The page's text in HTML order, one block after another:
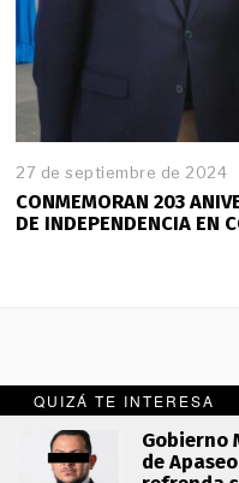
QUIZÁ TE INTERESA
Gobierno
de
27 de septiembre de 2024
CONMEMORAN 203
DE INDEPENDENCIA EN